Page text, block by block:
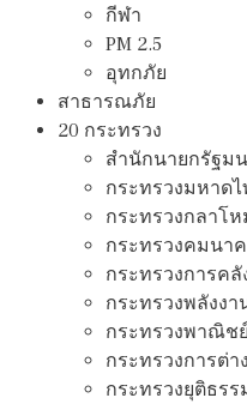
กีฬา
PM 2.5
อุทกภัย
สาธารณภัย
20 กระทรวง
สํานักนายกรัฐม
กระทรวงมหาดไ
กระทรวงกลาโห
กระทรวงคมนา
กระทรวงการคลั
กระทรวงพลังงา
กระทรวงพาณิชย์
กระทรวงการต่า
กระทรวงยุติธรร